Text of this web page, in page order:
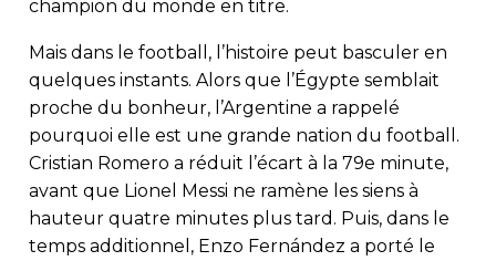
champion du monde en titre.
Mais dans le football, l’histoire peut basculer en
quelques instants. Alors que l’Égypte semblait
proche du bonheur, l’Argentine a rappelé
pourquoi elle est une grande nation du football.
Cristian Romero a réduit l’écart à la 79e minute,
avant que Lionel Messi ne ramène les siens à
hauteur quatre minutes plus tard. Puis, dans le
temps additionnel, Enzo Fernández a porté le